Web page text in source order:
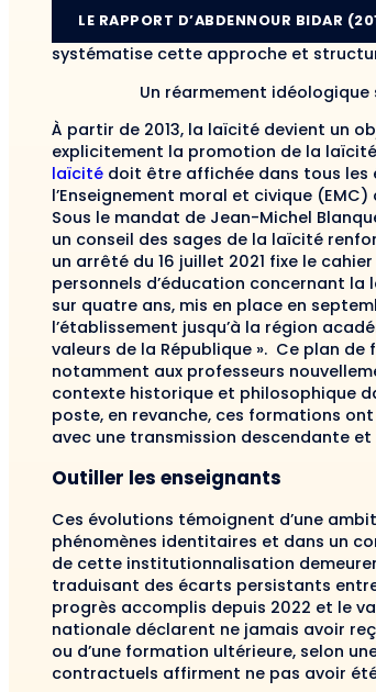
LE RAPPORT D’ABDENNOUR BIDAR
systématise cette approche et
Un réarmement idéologique
À partir de 2013, la laïcité devient un
explicitement la promotion de la
laïcité doit être affichée dans tous les
l’Enseignement moral et civique
Sous le mandat de Jean-Michel
un conseil des sages de la laïcité
un arrêté du 16 juillet 2021 fixe le
personnels d’éducation concernant la
sur quatre ans, mis en place en
l’établissement jusqu’à la région
valeurs de la République ». Ce plan
notamment aux professeurs
contexte historique et philosophique
poste, en revanche, ces formations
avec une transmission descendante
Outiller les enseignants
Ces évolutions témoignent d’une
phénomènes identitaires et dans un
de cette institutionnalisation
traduisant des écarts persistants
progrès accomplis depuis 2022 et le
nationale déclarent ne jamais avoir
ou d’une formation ultérieure, selon
contractuels affirment ne pas avoir